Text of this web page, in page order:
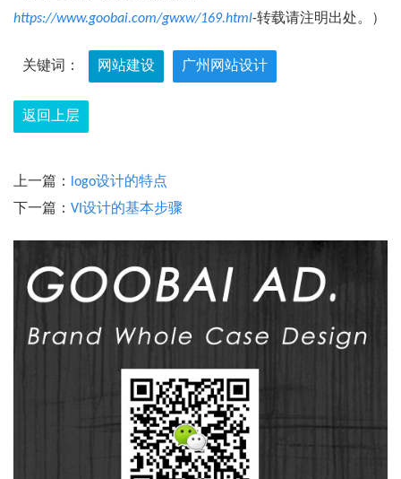
https://www.goobai.com/gwxw/169.html-转载请注明出处。）
关键词： 网站建设 广州网站设计
返回上层
上一篇：
logo设计的特点
下一篇： VI设计的基本步骤